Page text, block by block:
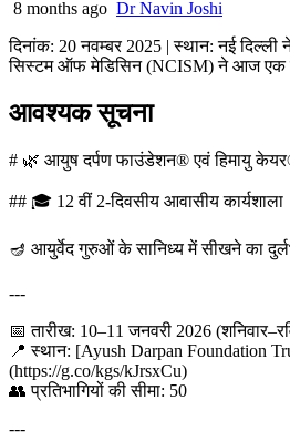
8 months ago Dr Navin Joshi
दिनांक: 20 नवम्बर 2025 | स्थान: नई
सिस्टम ऑफ मेडिसिन (NCISM) ने आज एक
आवश्यक सूचना
# 🌿 आयुष दर्पण फाउंडेशन® एवं हिमायु
## 🎓 12 वीं 2-दिवसीय आवासीय कार्यशाला
🪔 आयुर्वेद गुरुओं के सानिध्य में सीखने का
---
📅 तारीख: 10–11 जनवरी 2026
📍 स्थान: [Ayush Darpan Foundation
(https://g.co/kgs/kJrsxCu)
👥 प्रतिभागियों की सीमा: 50
---